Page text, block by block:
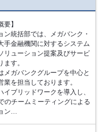
要】
ン統括部では、メガバンク・
手金融機関に対するシステム
リューション提案及びサービ
す。
メガバンクグループを中心と
業を担当しております。
ブリッドワークを導入し、
のチームミーティングによる
ン…